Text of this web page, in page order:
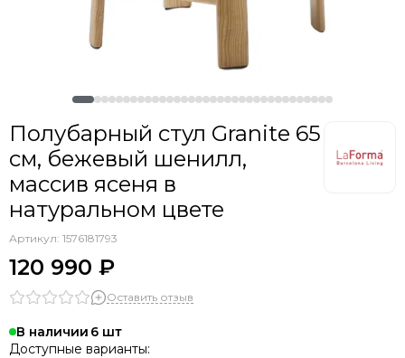
Полубарный стул Granite 65
см, бежевый шенилл,
массив ясеня в
натуральном цвете
Артикул: 1576181793
120 990 ₽
Оставить отзыв
В наличии 6
Доступные варианты: